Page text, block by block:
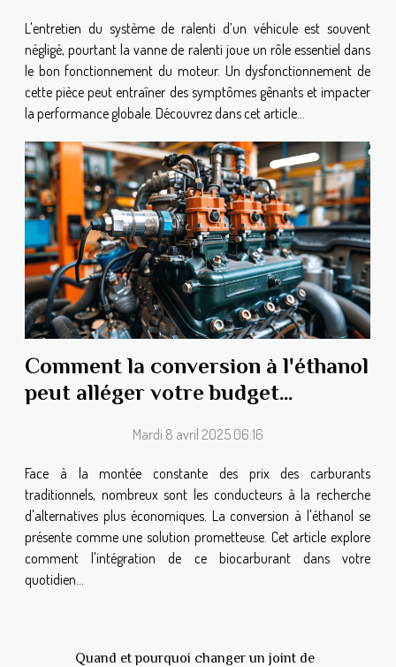
L'entretien du système de ralenti d’un véhicule est souvent
négligé, pourtant la vanne de ralenti joue un rôle essentiel dans
le bon fonctionnement du moteur. Un dysfonctionnement de
cette pièce peut entraîner des symptômes gênants et impacter
la performance globale. Découvrez dans cet article...
Comment la conversion à l'éthanol
peut alléger votre budget
Mardi 8 avril 2025 06:16
Face à la montée constante des prix des carburants
traditionnels, nombreux sont les conducteurs à la recherche
d'alternatives plus économiques. La conversion à l'éthanol se
présente comme une solution prometteuse. Cet article explore
comment l'intégration de ce biocarburant dans votre
quotidien...
Quand et pourquoi changer un joint de